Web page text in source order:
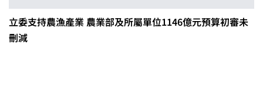
立委支持農漁產業 農業部及所屬單位1146億元預算初審未
刪減